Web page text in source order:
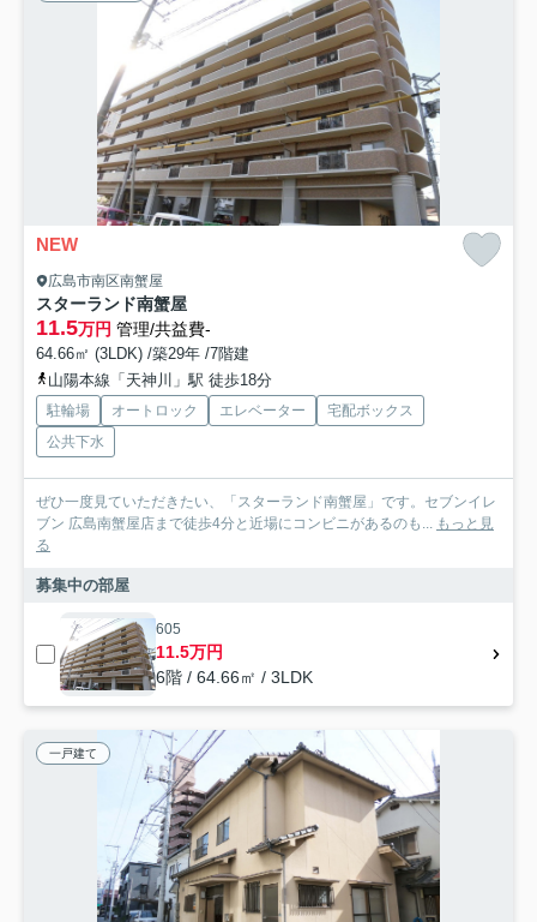
NEW
広島市南区南蟹屋
スターランド南蟹屋
11.5万円 管理/共益費-
64.66㎡ (3LDK) /築29年 /7階建
山陽本線「天神川」駅 徒歩18分
駐輪場 オートロック エレベーター
宅配ボックス
公共下水
ぜひ一度見ていただきたい、「スターランド南蟹屋」です。セブンイレ
ブン 広島南蟹屋店まで徒歩4分と近場にコンビニがあるのも... もっと見
る
募集中の部屋
605
11.5万円
6階 / 64.66㎡ / 3LDK
一戸建て